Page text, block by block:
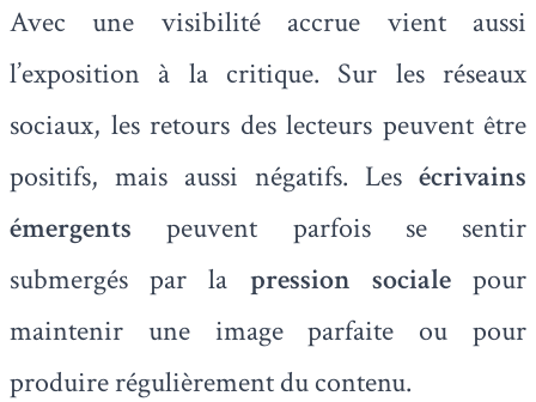
Avec une visibilité accrue vient aussi
l’exposition à la critique. Sur les réseaux
sociaux, les retours des lecteurs peuvent être
positifs, mais aussi négatifs. Les écrivains
émergents peuvent parfois se sentir
submergés par la pression socialepour
maintenir une image parfaite ou pour
produire régulièrement du contenu.